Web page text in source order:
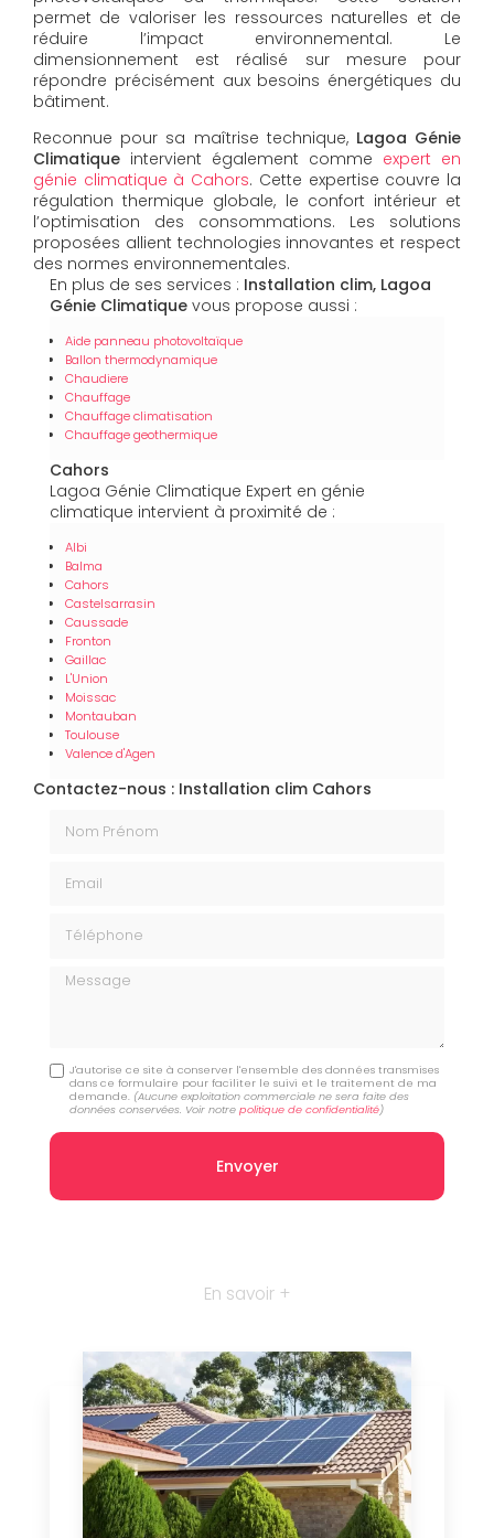
permet de valoriser les ressources naturelles et de
réduire l’impact environnemental. Le
dimensionnement est réalisé sur mesure pour
répondre précisément aux besoins énergétiques du
bâtiment.
Reconnue pour sa maîtrise technique, Lagoa Génie
Climatique intervient également comme expert en
génie climatique à Cahors. Cette expertise couvre la
régulation thermique globale, le confort intérieur et
l’optimisation des consommations. Les solutions
proposées allient technologies innovantes et respect
des normes environnementales.
En plus de ses services : Installation clim, Lagoa
Génie Climatique vous propose aussi :
Aide panneau photovoltaïque
Ballon thermodynamique
Chaudiere
Chauffage
Chauffage climatisation
Chauffage geothermique
Cahors
Lagoa Génie Climatique Expert en génie
climatique intervient à proximité de :
Albi
Balma
Cahors
Castelsarrasin
Caussade
Fronton
Gaillac
L'Union
Moissac
Montauban
Toulouse
Valence d'Agen
Contactez-nous : Installation clim Cahors
Message
J'autorise ce site à conserver l'ensemble des données transmises
dans ce formulaire pour faciliter le suivi et le traitement de ma
demande. (Aucune exploitation commerciale ne sera faite des
données conservées. Voir notrepolitique de confidentialité)
En savoir +